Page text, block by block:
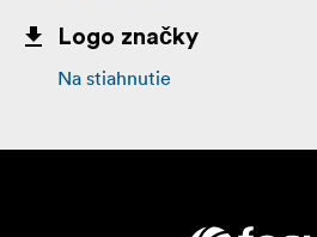
Logo značky
Na stiahnutie